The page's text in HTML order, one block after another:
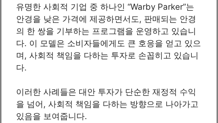
유명한 사회적 기업 중 하나인 “Warby Parker”는
안경을 낮은 가격에 제공하면서도, 판매되는 안경
의 한 쌍을 기부하는 프로그램을 운영하고 있습니
다. 이 모델은 소비자들에게도 큰 호응을 얻고 있으
며, 사회적 책임을 다하는 투자로 손꼽히고 있습니
다.
이러한 사례들은 대안 투자가 단순한 재정적 수익
을 넘어, 사회적 책임을 다하는 방향으로 나아가고
있음을 보여줍니다.